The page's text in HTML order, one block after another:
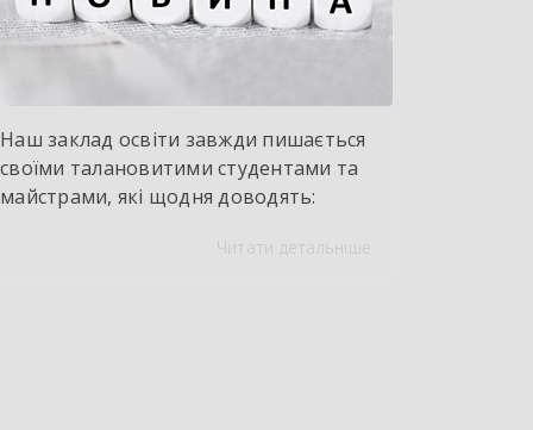
Наш заклад освіти завжди пишається
своїми талановитими студентами та
майстрами, які щодня доводять:
сучасно та надзвичайно смачно.
Читати детальніше